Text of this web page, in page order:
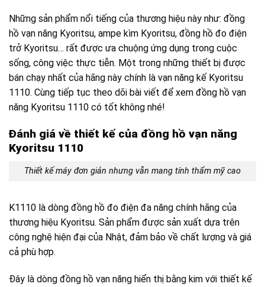
Những sản phẩm nổi tiếng của thương hiệu này như: đồng
hồ vạn năng Kyoritsu, ampe kìm Kyoritsu, đồng hồ đo điện
trở Kyoritsu… rất được ưa chuộng ứng dụng trong cuộc
sống, công việc thực tiễn. Một trong những thiết bị được
bán chạy nhất của hãng này chính là vạn năng kế Kyoritsu
1110. Cùng tiếp tục theo dõi bài viết để xem đồng hồ vạn
năng Kyoritsu 1110 có tốt không nhé!
Đánh giá về thiết kế của đồng hồ vạn năng
Kyoritsu 1110
Thiết kế máy đơn giản nhưng vẫn mang tính thẩm mỹ cao
K1110 là dòng đồng hồ đo điện đa năng chính hãng của
thương hiệu Kyoritsu. Sản phẩm được sản xuất dựa trên
công nghệ hiện đại của Nhật, đảm bảo về chất lượng và giá
cả phù hợp.
Đây là dòng đồng hồ vạn năng hiển thị bằng kim với thiết kế